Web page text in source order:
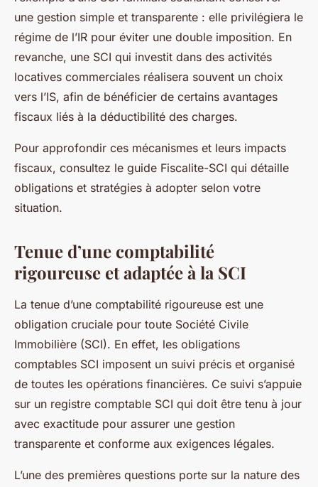
une gestion simple et transparente : elle privilégiera le
régime de l’IR pour éviter une double imposition. En
revanche, une SCI qui investit dans des activités
locatives commerciales réalisera souvent un choix
vers l’IS, afin de bénéficier de certains avantages
fiscaux liés à la déductibilité des charges.
Pour approfondir ces mécanismes et leurs impacts
fiscaux, consultez le guide Fiscalite-SCI qui détaille
obligations et stratégies à adopter selon votre
situation.
Tenue d’une comptabilité
rigoureuse et adaptée à la SCI
La tenue d’une comptabilité rigoureuse est une
obligation cruciale pour toute Société Civile
Immobilière (SCI). En effet, les obligations
comptables SCI imposent un suivi précis et organisé
de toutes les opérations financières. Ce suivi s’appuie
sur un registre comptable SCI qui doit être tenu à jour
avec exactitude pour assurer une gestion
transparente et conforme aux exigences légales.
L’une des premières questions porte sur la nature des